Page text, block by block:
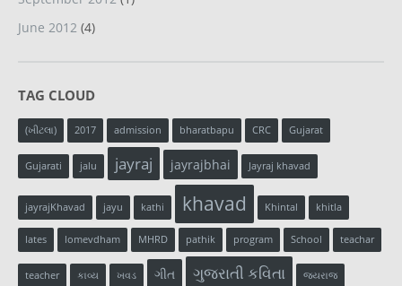
June 2012 (4)
TAG CLOUD
(ખીટલા) 2017 admission bharatbapu CRC Gujarat
Gujarati jalu jayraj jayrajbhai Jayraj khavad
jayrajKhavad jayu kathi khavad Khintal khitla
lates lomevdham MHRD pathik program School teachar
teacher કાવ્ય ખવડ ગીત ગુજરાતી કવિતા જયરાજ